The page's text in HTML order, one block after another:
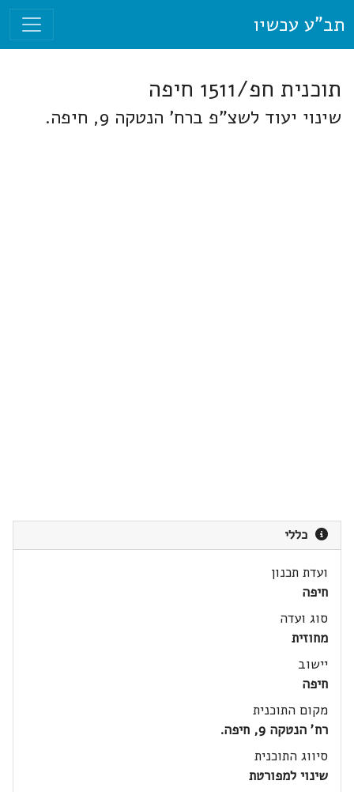
תב"ע עכשיו
תוכנית חפ/1511 חיפה
שינוי יעוד לשצ"פ ברח' הנטקה 9, חיפה.
כללי
ועדת תכנון
חיפה
סוג ועדה
מחוזית
יישוב
חיפה
מקום התוכנית
רח' הנטקה 9, חיפה.
סיווג התוכנית
שינוי למפורטת